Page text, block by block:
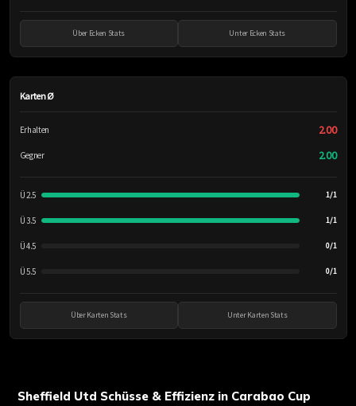
Über Ecken Stats Unter Ecken Stats
Karten Ø
Erhalten 2.00
Gegner 2.00
Ü 2.5 1/1
Ü 3.5 1/1
Ü 4.5 0/1
Ü 5.5 0/1
Über Karten Stats Unter Karten Stats
Sheffield Utd Schüsse & Effizienz in Carabao Cup